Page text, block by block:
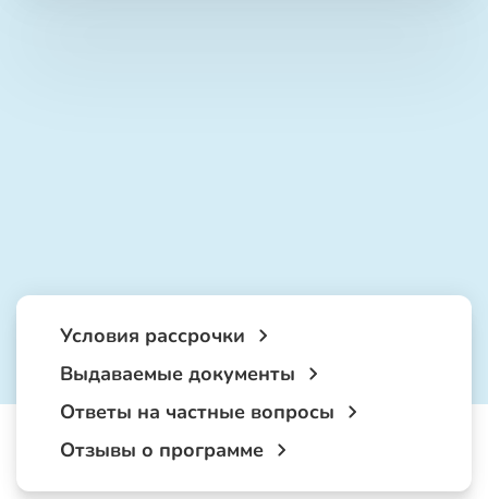
Условия рассрочки
Выдаваемые документы
Ответы на частные вопросы
Отзывы о программе